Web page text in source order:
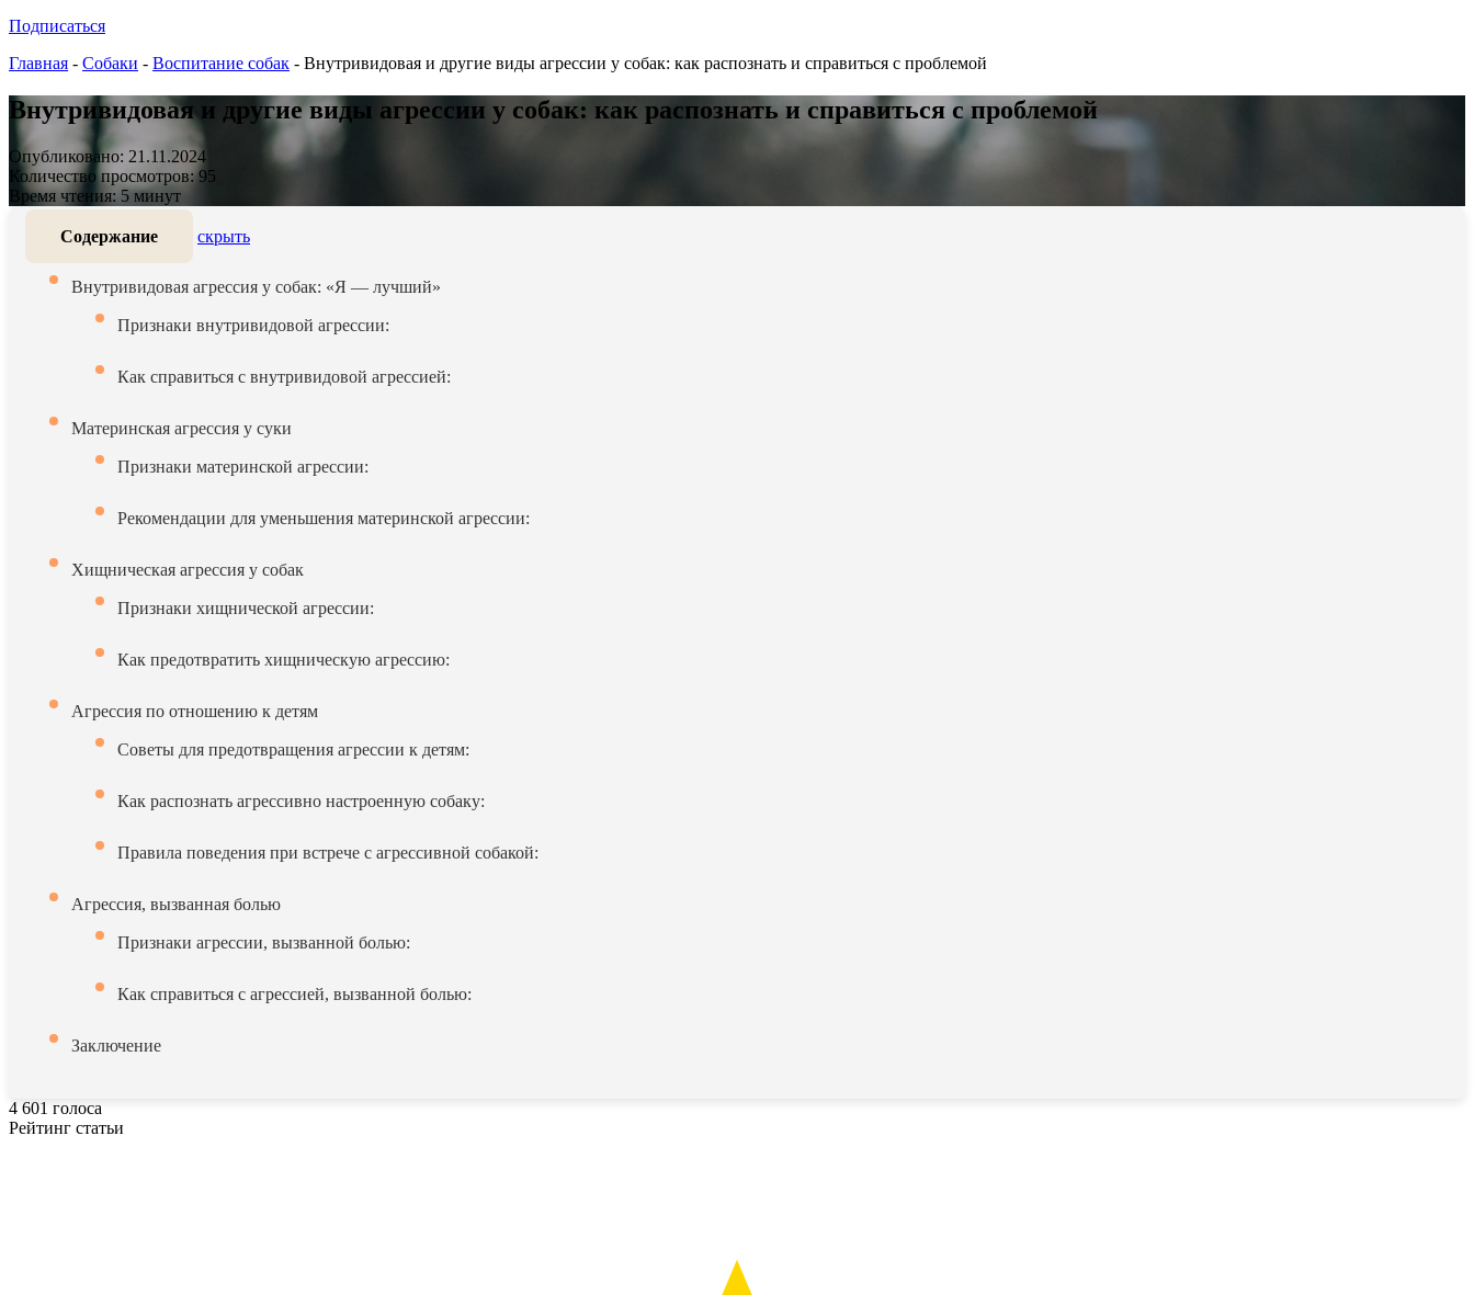
Подписаться
Главная - Собаки - Воспитание собак - Внутривидовая и другие виды агрессии у собак: как распознать и справиться с проблемой
Внутривидовая и другие виды агрессии у собак: как распознать и справиться с проблемой
Опубликовано: 21.11.2024
Количество просмотров: 95
Время чтения: 5 минут
Содержание скрыть
Внутривидовая агрессия у собак: «Я — лучший»
Признаки внутривидовой агрессии:
Как справиться с внутривидовой агрессией:
Материнская агрессия у суки
Признаки материнской агрессии:
Рекомендации для уменьшения материнской агрессии:
Хищническая агрессия у собак
Признаки хищнической агрессии:
Как предотвратить хищническую агрессию:
Агрессия по отношению к детям
Советы для предотвращения агрессии к детям:
Как распознать агрессивно настроенную собаку:
Правила поведения при встрече с агрессивной собакой:
Агрессия, вызванная болью
Признаки агрессии, вызванной болью:
Как справиться с агрессией, вызванной болью:
Заключение
4 601 голоса
Рейтинг статьи